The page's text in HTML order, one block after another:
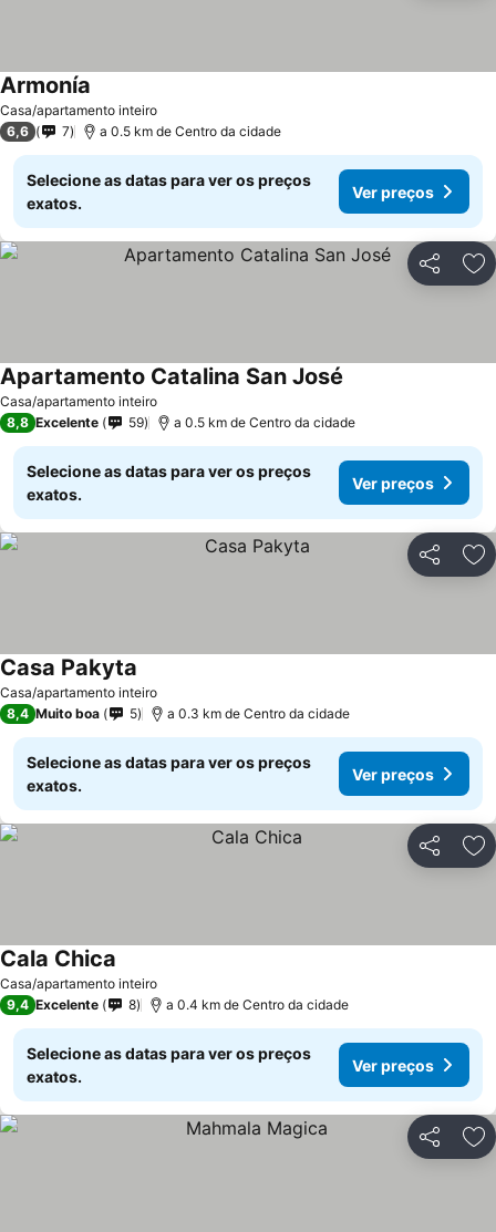
Casa/apartamento inteiro
Armonía
6,6 7 a 0.5 km de Centro da cidade
Selecione as datas para ver os preços
exatos.
Ver preços
Partilhar
Casa/apartamento inteiro
Apartamento Catalina San José
8,8 Excelente 59 a 0.5 km de Centro da cidade
Selecione as datas para ver os preços
exatos.
Ver preços
Partilhar
Casa/apartamento inteiro
Casa Pakyta
8,4 Muito boa 5 a 0.3 km de Centro da cidade
Selecione as datas para ver os preços
exatos.
Ver preços
Partilhar
Casa/apartamento inteiro
Cala Chica
9,4 Excelente 8 a 0.4 km de Centro da cidade
Selecione as datas para ver os preços
exatos.
Ver preços
Partilhar